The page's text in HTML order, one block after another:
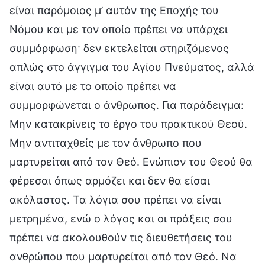
είναι παρόμοιος μ’ αυτόν της Εποχής του
Νόμου και με τον οποίο πρέπει να υπάρχει
συμμόρφωση· δεν εκτελείται στηριζόμενος
απλώς στο άγγιγμα του Αγίου Πνεύματος, αλλά
είναι αυτό με το οποίο πρέπει να
συμμορφώνεται ο άνθρωπος. Για παράδειγμα:
Μην κατακρίνεις το έργο του πρακτικού Θεού.
Μην αντιταχθείς με τον άνθρωπο που
μαρτυρείται από τον Θεό. Ενώπιον του Θεού θα
φέρεσαι όπως αρμόζει και δεν θα είσαι
ακόλαστος. Τα λόγια σου πρέπει να είναι
μετρημένα, ενώ ο λόγος και οι πράξεις σου
πρέπει να ακολουθούν τις διευθετήσεις του
ανθρώπου που μαρτυρείται από τον Θεό. Να